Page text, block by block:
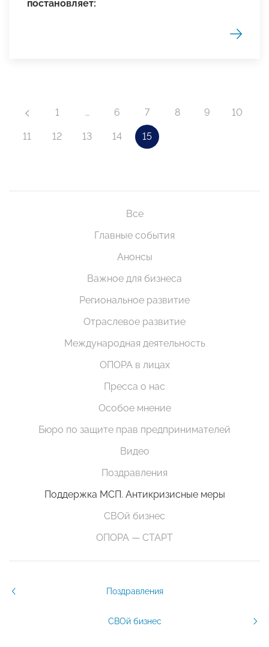
постановляет:
1 … 6 7 8 9 10
11 12 13 14 15
Все
Главные события
Анонсы
Важное для бизнеса
Региональное развитие
Отраслевое развитие
Международная деятельность
ОПОРА в лицах
Пресса о нас
Особое мнение
Бюро по защите прав предпринимателей
Видео
Поздравления
Поддержка МСП. Антикризисные меры
СВОй бизнес
ОПОРА — СТАРТ
Поздравления
СВОй бизнес